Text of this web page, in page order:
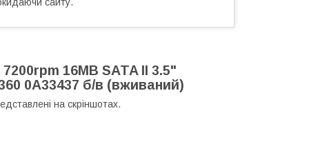
16MB SATA II 3.5"
0A33437 б/в (вживаний)
на скріншотах.